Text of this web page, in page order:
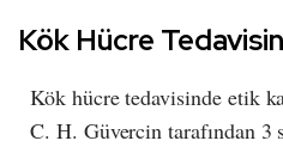
Kök Hücre
Kök hücre tedavisinde etik
C. H. Güvercin tarafından 3